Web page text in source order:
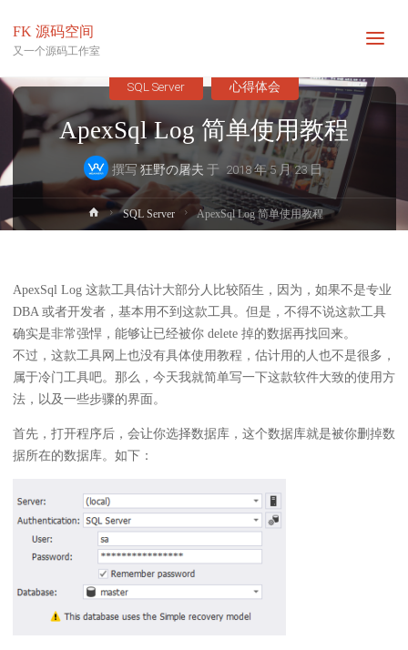
FK 源码空间
又一个源码工作室
ApexSql Log 简单使用教程
撰写 狂野の屠夫 于 2018 年 5 月 23 日
SQL Server 心得体会
首
页
SQL Server ApexSql Log 简单使用教程
ApexSql Log 这款工具估计大部分人比较陌生，因为，如果不是专业
DBA 或者开发者，基本用不到这款工具。但是，不得不说这款工具
确实是非常强悍，能够让已经被你 delete 掉的数据再找回来。
不过，这款工具网上也没有具体使用教程，估计用的人也不是很多，
属于冷门工具吧。那么，今天我就简单写一下这款软件大致的使用方
法，以及一些步骤的界面。
首先，打开程序后，会让你选择数据库，这个数据库就是被你删掉数
据所在的数据库。如下：